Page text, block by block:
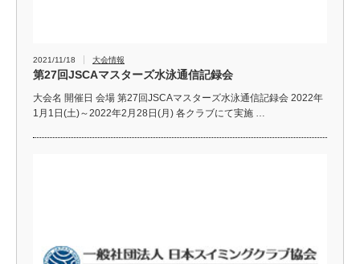
2021/11/18 大会情報
第27回JSCAマスターズ水泳通信記録会
大会名 開催日 会場 第27回JSCAマスターズ水泳通信記録会 2022年
1月1日(土)～2022年2月28日(月) 各クラブにて実施 …